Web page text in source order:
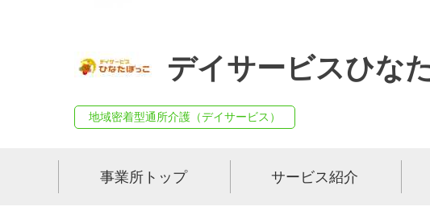
デイサービスひな
地域密着型通所介護（デイサービス）
事業所トップ サービス紹介